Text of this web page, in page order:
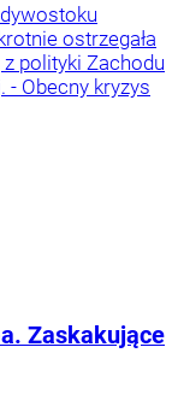
ostrzegała
polityki Zachodu
- Obecny kryzys
Zaskakujące